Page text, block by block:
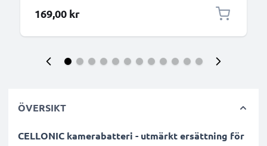
169,00 kr
ÖVERSIKT
CELLONIC kamerabatteri - utmärkt ersättning för